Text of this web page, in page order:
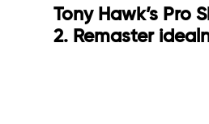
Tony Hawk’s Pro
2. Remaster